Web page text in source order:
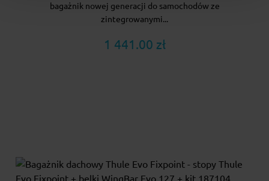
bagażnik nowej generacji do samochodów ze
zintegrowanymi...
1 441.00 zł